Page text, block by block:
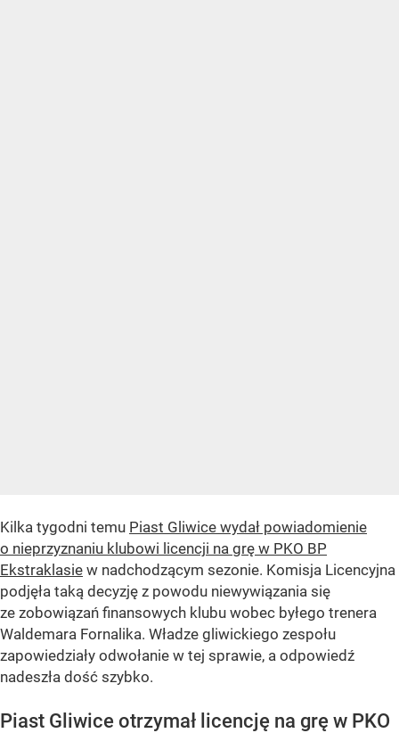
Kilka tygodni temu Piast Gliwice wydał powiadomienie
o nieprzyznaniu klubowi licencji na grę w PKO BP
Ekstraklasie w nadchodzącym sezonie. Komisja Licencyjna
podjęła taką decyzję z powodu niewywiązania się
ze zobowiązań finansowych klubu wobec byłego trenera
Waldemara Fornalika. Władze gliwickiego zespołu
zapowiedziały odwołanie w tej sprawie, a odpowiedź
nadeszła dość szybko.
Piast Gliwice otrzymał licencję na grę w PKO